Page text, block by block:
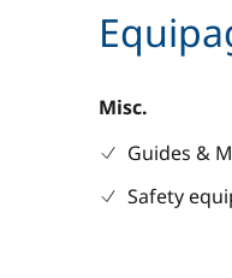
Misc.
Guides &
Safety